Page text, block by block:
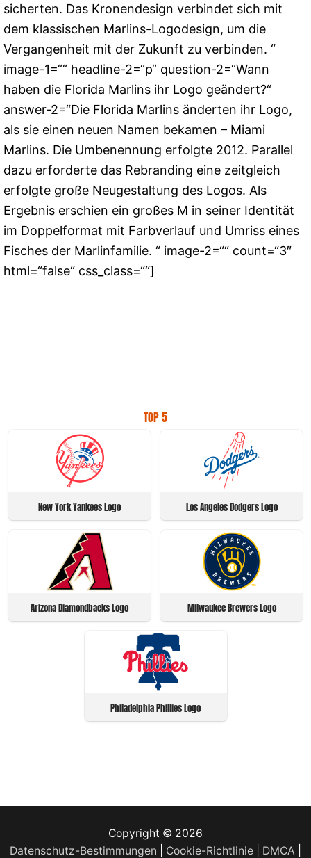
sicherten. Das Kronendesign verbindet sich mit
dem klassischen Marlins-Logodesign, um die
Vergangenheit mit der Zukunft zu verbinden. “
image-1=““ headline-2=“p“ question-2=“Wann
haben die Florida Marlins ihr Logo geändert?“
answer-2=“Die Florida Marlins änderten ihr Logo,
als sie einen neuen Namen bekamen – Miami
Marlins. Die Umbenennung erfolgte 2012. Parallel
dazu erforderte das Rebranding eine zeitgleich
erfolgte große Neugestaltung des Logos. Als
Ergebnis erschien ein großes M in seiner Identität
im Doppelformat mit Farbverlauf und Umriss eines
Fisches der Marlinfamilie. “ image-2=““ count=“3″
html=“false“ css_class=““]
TOP 5
New York Yankees Logo Los Angeles Dodgers Logo
Arizona Diamondbacks Logo Milwaukee Brewers Logo
Philadelphia Phillies Logo
Copyright © 2026
Datenschutz-Bestimmungen
Cookie-Richtlinie DMCA